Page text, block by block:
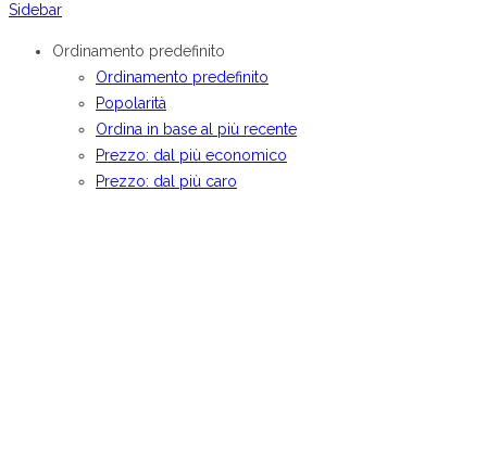
Sidebar
Ordinamento predefinito
Ordinamento predefinito
Popolarità
Ordina in base al più recente
Prezzo: dal più economico
Prezzo: dal più caro